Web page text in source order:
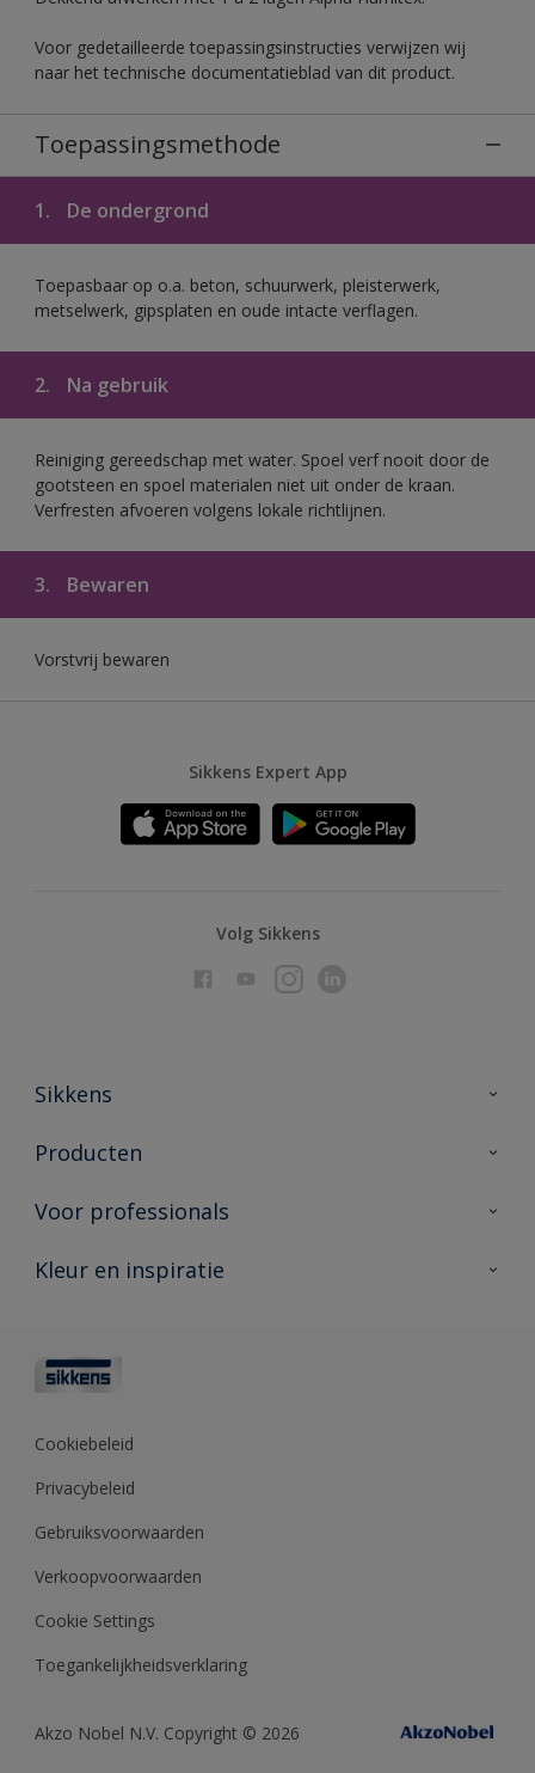
Voor gedetailleerde toepassingsinstructies verwijzen wij
naar het technische documentatieblad van dit product.
Toepassingsmethode
1. De ondergrond
Toepasbaar op o.a. beton, schuurwerk, pleisterwerk,
metselwerk, gipsplaten en oude intacte verflagen.
2. Na gebruik
Reiniging gereedschap met water. Spoel verf nooit door de
gootsteen en spoel materialen niet uit onder de kraan.
Verfresten afvoeren volgens lokale richtlijnen.
3. Bewaren
Vorstvrij bewaren
Sikkens Expert App
Volg Sikkens
Sikkens
Over Sikkens
Duurzaamheid
Producten
Producten voor binnen
Vind je verkooppunt
Voor professionals
Advies & service
Polyfilla Pro
Sikkens Center
Kleur en inspiratie
Kleurcollecties
Kennisbank
Cookiebeleid
Privacybeleid
Gebruiksvoorwaarden
Verkoopvoorwaarden
Cookie Settings
Toegankelijkheidsverklaring
Akzo Nobel N.V. Copyright © 2026